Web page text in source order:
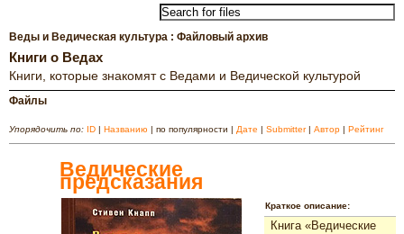
ВЕДАХ
Веды и Ведическая культура : Файловый архив
Книги о Ведах
Книги, которые знакомят с Ведами и Ведической культурой
Файлы
Упорядочить по: ID | Названию | по популярности | Дате | Submitter| Автор | Рейтинг
Ведические
предсказания
Краткое описание:
Книга «Ведические